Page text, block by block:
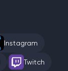
Instagram
Twitch